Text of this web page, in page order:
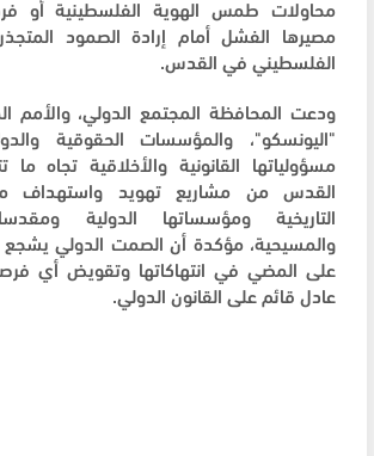
محاولات طمس الهوية الفلسطينية أو
مصيرها الفشل أمام إرادة الصمود
الفلسطيني في القدس.
ودعت المحافظة المجتمع الدولي، والأمم
"اليونسكو"، والمؤسسات الحقوقية
مسؤولياتها القانونية والأخلاقية تجاه
القدس من مشاريع تهويد واستهداف
التاريخية ومؤسساتها الدولية
والمسيحية، مؤكدة أن الصمت الدولي يشجع
على المضي في انتهاكاتها وتقويض أي
عادل قائم على القانون الدولي.